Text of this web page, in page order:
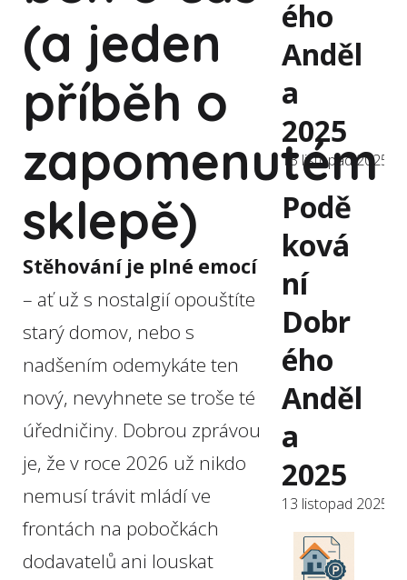
(a jeden
příběh o
zapomenutém
sklepě)
Stěhování je plné emocí
– ať už s nostalgií opouštíte
starý domov, nebo s
nadšením odemykáte ten
nový, nevyhnete se troše té
úředničiny. Dobrou zprávou
je, že v roce 2026 už nikdo
nemusí trávit mládí ve
frontách na pobočkách
dodavatelů ani louskat
ého
Anděl
a
2025
13 listopad 2025
Podě
ková
ní
Dobr
ého
Anděl
a
2025
13 listopad 2025